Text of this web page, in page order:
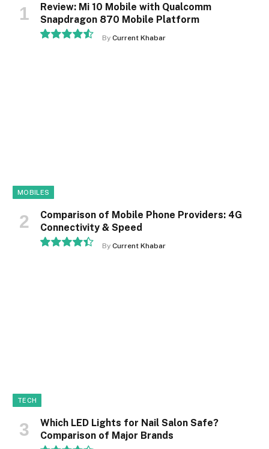
Review: Mi 10 Mobile with Qualcomm
Snapdragon 870 Mobile Platform
By Current Khabar
MOBILES
Comparison of Mobile Phone Providers: 4G
Connectivity & Speed
By Current Khabar
TECH
Which LED Lights for Nail Salon Safe?
Comparison of Major Brands